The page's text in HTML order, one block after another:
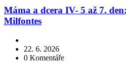
Máma a dcera IV- 5 až 7.
Milfontes
22. 6. 2026
0 Komentáře